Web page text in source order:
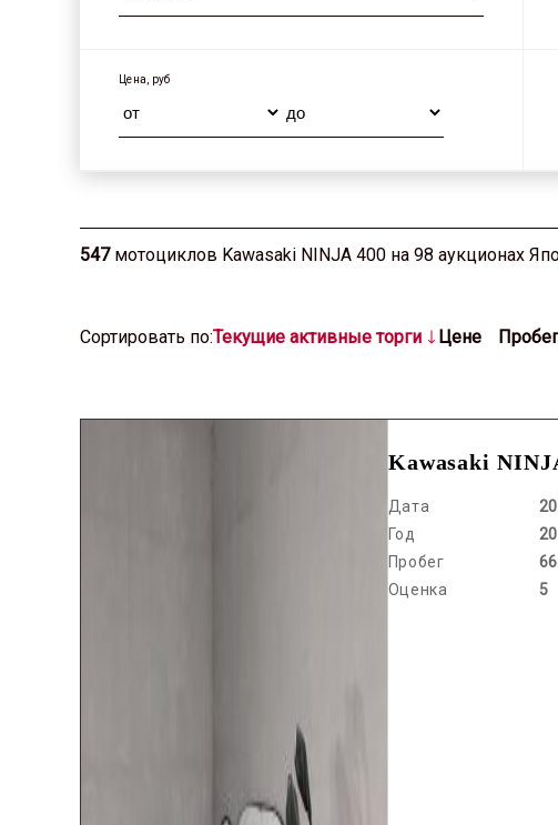
Цена, руб
547мотоциклов Kawasaki NINJA 400 на 98 аукционах
Cортировать по:Текущие активные торги Цене
Kawasaki
Дата
Год
Пробег
Оценка
5